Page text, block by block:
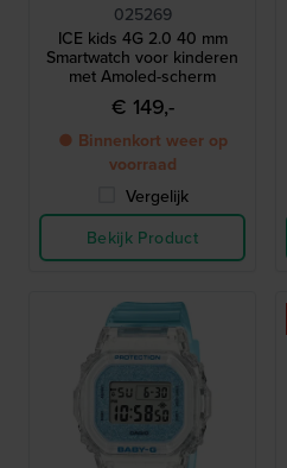
025269
ICE kids 4G 2.0 40 mm
Smartwatch voor kinderen
met Amoled-scherm
€ 149,-
● Binnenkort weer op
voorraad
Vergelijk
Bekijk Product